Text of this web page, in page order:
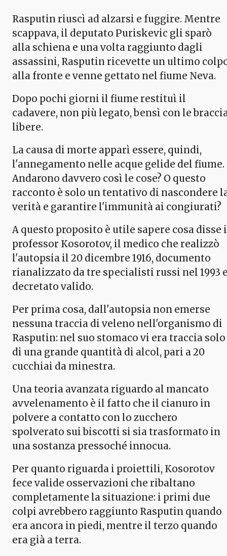
Rasputin riuscì ad alzarsi e fuggire. Mentre
scappava, il deputato Puriskevic gli sparò
alla schiena e una volta raggiunto dagli
assassini, Rasputin ricevette un ultimo
alla fronte e venne gettato nel fiume Neva.
Dopo pochi giorni il fiume restituì il
cadavere, non più legato, bensì con le
libere.
La causa di morte apparì essere, quindi,
l'annegamento nelle acque gelide del fiume.
Andarono davvero così le cose? O questo
racconto è solo un tentativo di nascondere
verità e garantire l'immunità ai congiurati?
A questo proposito è utile sapere cosa disse
professor Kosorotov, il medico che realizzò
l'autopsia il 20 dicembre 1916, documento
rianalizzato da tre specialisti russi nel 1993
decretato valido.
Per prima cosa, dall'autopsia non emerse
nessuna traccia di veleno nell'organismo di
Rasputin: nel suo stomaco vi era traccia solo
di una grande quantità di alcol, pari a 20
cucchiai da minestra.
Una teoria avanzata riguardo al mancato
avvelenamento è il fatto che il cianuro in
polvere a contatto con lo zucchero
spolverato sui biscotti si sia trasformato in
una sostanza pressoché innocua.
Per quanto riguarda i proiettili, Kosorotov
fece valide osservazioni che ribaltano
completamente la situazione: i primi due
colpi avrebbero raggiunto Rasputin quando
era ancora in piedi, mentre il terzo quando
era già a terra.